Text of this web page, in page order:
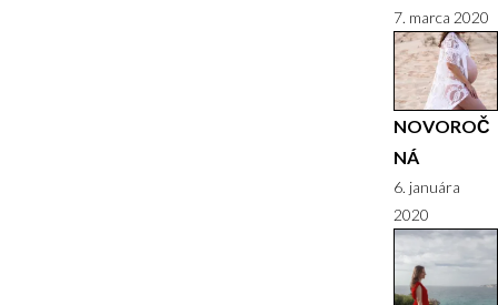
7. marca 2020
NOVOROČ
NÁ
6. januára
2020